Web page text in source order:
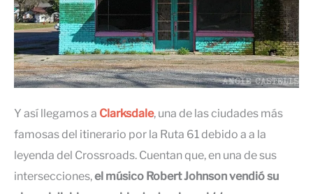
Y así llegamos a Clarksdale, una de las ciudades más
famosas del itinerario por la Ruta 61 debido a a la
leyenda del Crossroads. Cuentan que, en una de sus
intersecciones,el músico Robert Johnson vendió su